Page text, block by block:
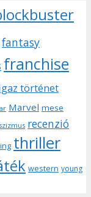
fantasy
franchise
történet
Marvel mese
recenzió
thriller
western young